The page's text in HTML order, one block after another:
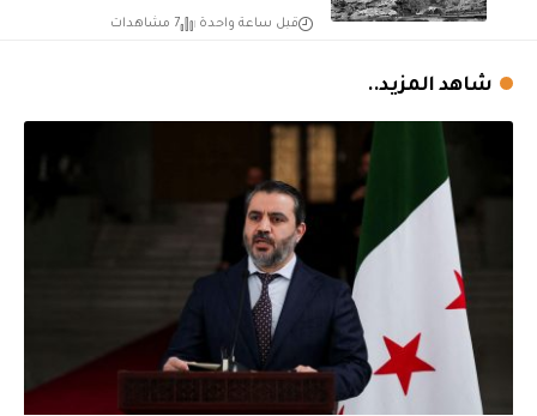
قبل ساعة واحدة 7 مشاهدات
شاهد المزيد..